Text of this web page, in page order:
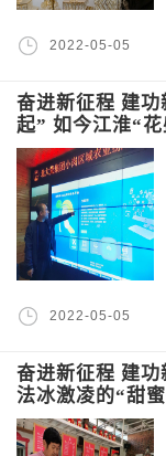
2022-05-05
奋进新征程 建功
起” 如今江淮“花
2022-05-05
奋进新征程 建功
法冰激凌的“甜